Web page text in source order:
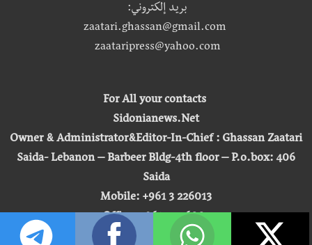
بريد إلكتروني:
zaatari.ghassan@gmail.com
zaataripress@yahoo.com
For All your contacts
Sidonianews.Net
Owner & Administrator&Editor-In-Chief : Ghassan Zaatari
Saida- Lebanon – Barbeer Bldg-4th floor – P.o.box: 406
Saida
Mobile: +961 3 226013
Office: +961 7 726007